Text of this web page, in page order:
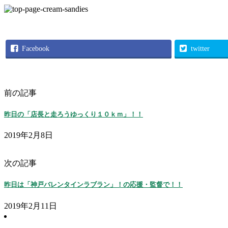
Facebook twitter
前の記事
昨日の「店長と走ろうゆっくり１０ｋｍ」！！
2019年2月8日
次の記事
昨日は「神戸バレンタインラブラン」！の応援・監督で！！
2019年2月11日